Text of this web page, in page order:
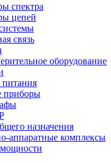
спектра
цепей
связь
оборудование
приборы
назначения
аппаратные комплексы